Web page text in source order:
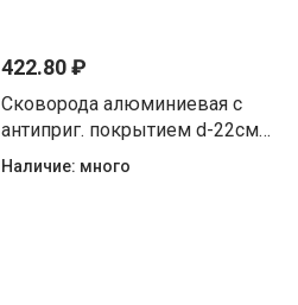
422.80 ₽
Сковорода алюминиевая с
антиприг. покрытием d-22см
без крышки Матрена 106916
Наличие: много